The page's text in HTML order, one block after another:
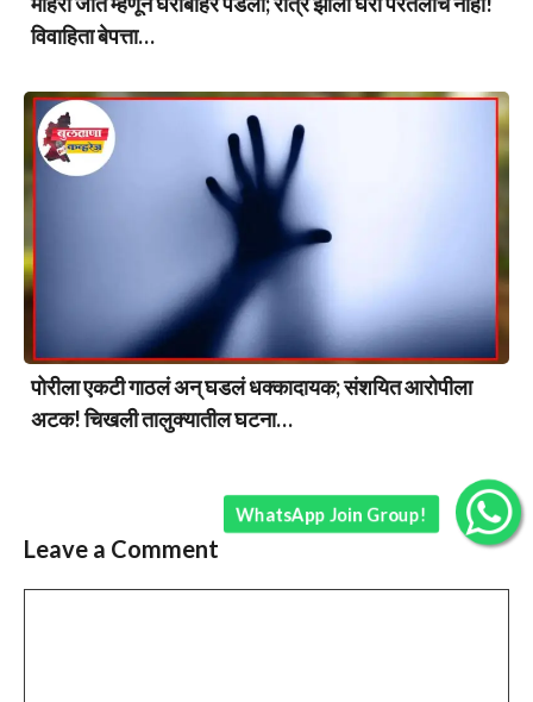
विवाहिता बेपत्ता…
पोरीला एकटी गाठलं अन् घडलं धक्कादायक; संशयित आरोपीला
अटक! चिखली तालुक्यातील घटना…
Leave a Comment
WhatsApp Join Group!